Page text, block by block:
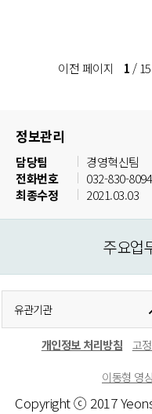
이전 페이지 1 / 15
정보관리
담당팀
경영혁신팀
전화번호
032-830-8094
최종수정
2021.03.03
주요업
유관기관
개인정보 처리방침
고
이동형 영
Copyright ⓒ 2017